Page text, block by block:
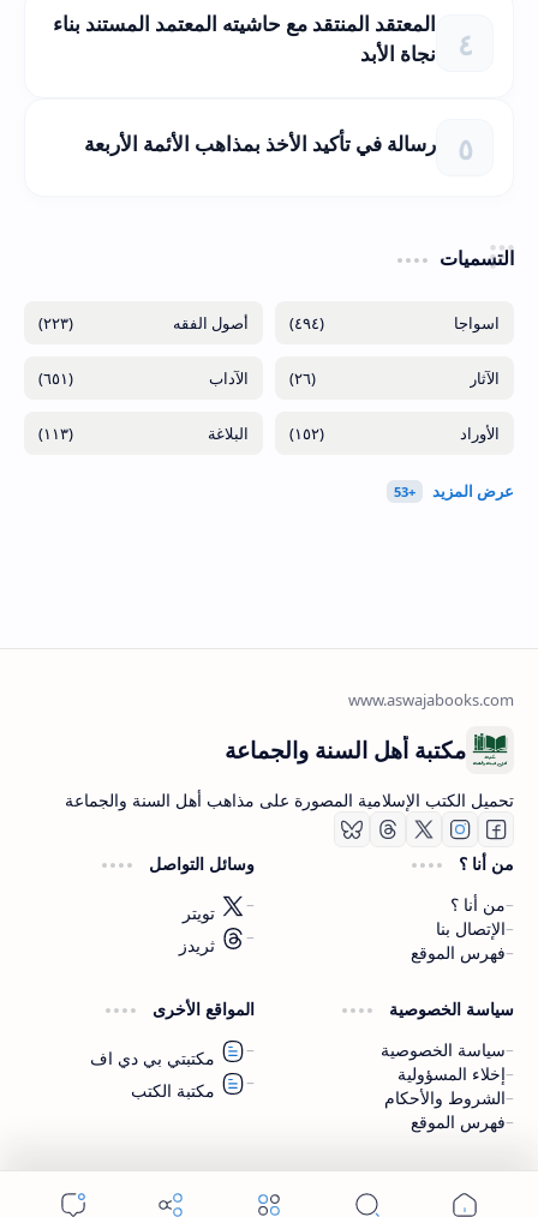
المعتقد المنتقد مع حاشيته المعتمد المستند بناء
نجاة الأبد
رسالة في تأكيد الأخذ بمذاهب الأئمة الأربعة
التسميات
(٤٩٤) (٢٢٣)
(٢٦) (٦٥١)
(١٥٢) (١١٣)
اشترك الآن
اشترك في قناتنا على تليجرام
مكتبة أهل السنة والجماعة
تحميل الكتب الإسلامية المصورة على مذاهب أهل السنة والجماعة
من أنا ؟
من أنا ؟
الإتصال بنا
فهرس الموقع
وسائل التواصل
تويتر
ثريدز
سياسة الخصوصية
سياسة الخصوصية
إخلاء المسؤولية
الشروط والأحكام
فهرس الموقع
المواقع الأخرى
مكتبتي بي دي اف
مكتبة الكتب